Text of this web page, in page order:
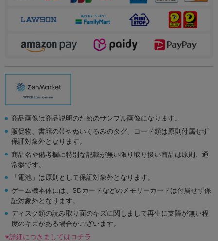
商品画像は商品説明のためのサンプル画像になります。
販促物、書籍の帯やぬいぐるみのタグ、コード類は原則付属せず
保証対象外となります。
商品名や備考欄に特別な記載が無い限り取り扱い商品は原則、通
常盤です。
「電池」は原則として保証対象外となります。
ゲーム機本体には、SDカードなどのメモリーカードは付属せず保
証対象外となります。
ディスク類の読み取り面のキズに関しまして再生に支障が無い程
度のキズがある場合がございます。
※詳細につきましてはコチラ